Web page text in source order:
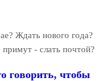
Ждать нового года?
- слать почтой?
говорить, чтобы